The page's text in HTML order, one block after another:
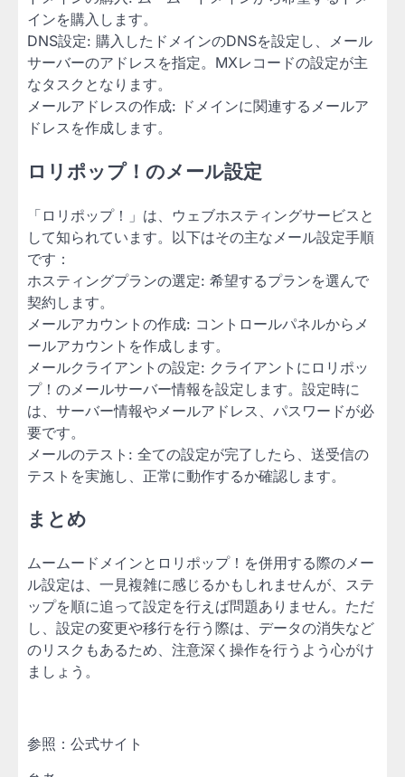
インを購入します。
DNS設定: 購入したドメインのDNSを設定し、メール
サーバーのアドレスを指定。MXレコードの設定が主
なタスクとなります。
メールアドレスの作成: ドメインに関連するメールア
ドレスを作成します。
ロリポップ！のメール設定
「ロリポップ！」は、ウェブホスティングサービスと
して知られています。以下はその主なメール設定手順
です：
ホスティングプランの選定: 希望するプランを選んで
契約します。
メールアカウントの作成: コントロールパネルからメ
ールアカウントを作成します。
メールクライアントの設定: クライアントにロリポッ
プ！のメールサーバー情報を設定します。設定時に
は、サーバー情報やメールアドレス、パスワードが必
要です。
メールのテスト: 全ての設定が完了したら、送受信の
テストを実施し、正常に動作するか確認します。
まとめ
ムームードメインとロリポップ！を併用する際のメー
ル設定は、一見複雑に感じるかもしれませんが、ステ
ップを順に追って設定を行えば問題ありません。ただ
し、設定の変更や移行を行う際は、データの消失など
のリスクもあるため、注意深く操作を行うよう心がけ
ましょう。
参照：公式サイト